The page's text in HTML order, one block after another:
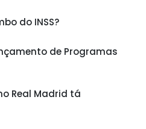
do INSS?
de Programas
Real Madrid tá